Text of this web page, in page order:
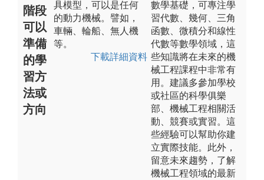
階段
可以
準備
的學
習方
法或
方向
具模型，可以是任何
的動力機械。譬如，
車輛、輪船、無人機
等。
下載詳細資料
數學基礎，可專注學
習代數、幾何、三角
函數、微積分和線性
代數等數學領域，這
些知識將在未來的機
械工程課程中非常有
用。建議多參加學校
或社區的科學俱樂
部、機械工程相關活
動、競賽或實習。這
些經驗可以幫助你建
立實際技能。此外，
留意未來趨勢，了解
機械工程領域的最新